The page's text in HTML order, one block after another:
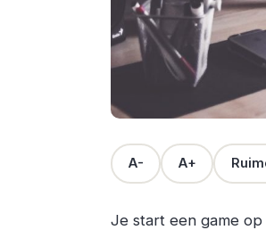
A- A+
Je start een game